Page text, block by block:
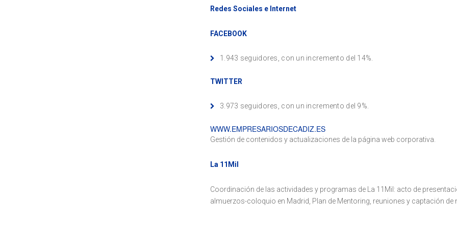
Redes Sociales e Internet
FACEBOOK
1.943 seguidores, con un incremento del 14%.
TWITTER
3.973 seguidores, con un incremento del 9%.
WWW.EMPRESARIOSDECADIZ.ES
Gestión de contenidos y actualizaciones de la página web corporativa.
La 11Mil
Coordinación de las actividades y programas de La 11Mil: acto de
almuerzos-coloquio en Madrid, Plan de Mentoring, reuniones y captación